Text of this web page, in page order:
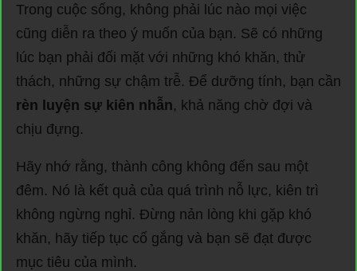
Trong cuộc sống, không phải lúc nào mọi việc
cũng diễn ra theo ý muốn của bạn. Sẽ có những
lúc bạn phải đối mặt với những khó khăn, thử
thách, những sự chậm trễ. Để dưỡng tính, bạn cần
rèn luyện sự kiên nhẫn, khả năng chờ đợi và
chịu đựng.
Hãy nhớ rằng, thành công không đến sau một
đêm. Nó là kết quả của quá trình nỗ lực, kiên trì
không ngừng nghỉ. Đừng nản lòng khi gặp khó
khăn, hãy tiếp tục cố gắng và bạn sẽ đạt được
mục tiêu của mình.